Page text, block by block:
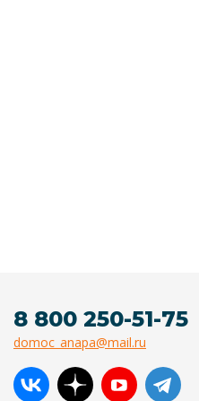
8 800 250-51-75
domoc_anapa@mail.ru